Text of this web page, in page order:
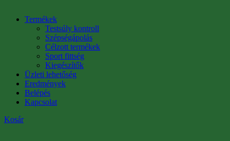
Termékek
Testsúly kontroll
Szépségápolás
Célzott termékek
Sport fittség
Kiegészítők
Üzleti lehetőség
Eredmények
Belépés
Kapcsolat
Kosár